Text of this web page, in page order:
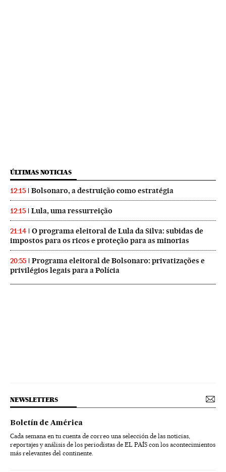
ÚLTIMAS NOTICIAS
12:15 Bolsonaro, a destruição como estratégia
12:15 Lula, uma ressurreição
21:14
O programa eleitoral de Lula da Silva: subidas de
impostos para os ricos e proteção para as minorias
20:55
Programa eleitoral de Bolsonaro: privatizações e
privilégios legais para a Polícia
NEWSLETTERS
Boletín de América
Cada semana en tu cuenta de correo una selección de las noticias,
reportajes y análisis de los periodistas de EL PAÍS con los acontecimientos
más relevantes del continente.